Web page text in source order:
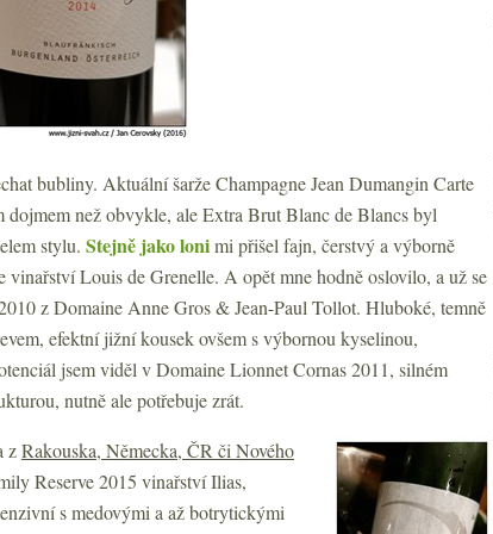
bubliny. Aktuální šarže Champagne Jean Dumangin Carte
než obvykle, ale Extra Brut Blanc de Blancs byl
stylu. Stejně jako lonimi přišel fajn, čerstvý a výborně
Louis de Grenelle. A opět mne hodně oslovilo, a už se
z Domaine Anne Gros & Jean-Paul Tollot. Hluboké, temně
efektní jižní kousek ovšem s výbornou kyselinou,
jsem viděl v Domaine Lionnet Cornas 2011, silném
nutně ale potřebuje zrát.
zRakouska, Německa, ČR či Nového
Reserve 2015 vinařství Ilias,
s medovými a až botrytickými